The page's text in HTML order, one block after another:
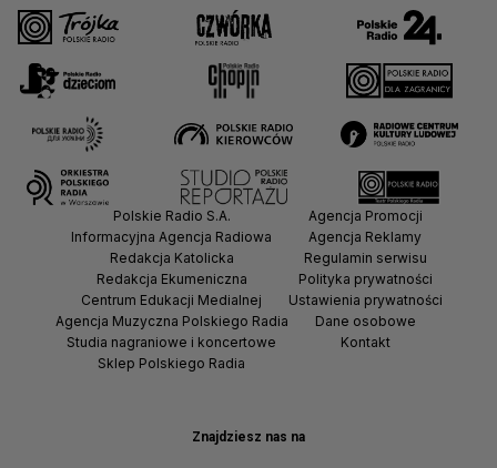
Znajdziesz nas na
Polskie Radio S.A.
Informacyjna Agencja Radiowa
Redakcja Katolicka
Redakcja Ekumeniczna
Centrum Edukacji Medialnej
Agencja Muzyczna Polskiego Radia
Studia nagraniowe i koncertowe
Sklep Polskiego Radia
Agencja Promocji
Agencja Reklamy
Regulamin serwisu
Polityka prywatności
Ustawienia prywatności
Dane osobowe
Kontakt